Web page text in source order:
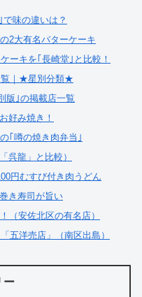
味の違いは？
2大有名バターケーキ
ーキを｢長崎堂｣と比較！
覧｜★星別分類★
版｣の掲載店一覧
好み焼き！
｢噂の焼き肉弁当｣
呉龍」と比較）
円むすび付き肉うどん
き寿司が旨い
（安佐北区の有名店）
五洋売店」（南区出島）
ー